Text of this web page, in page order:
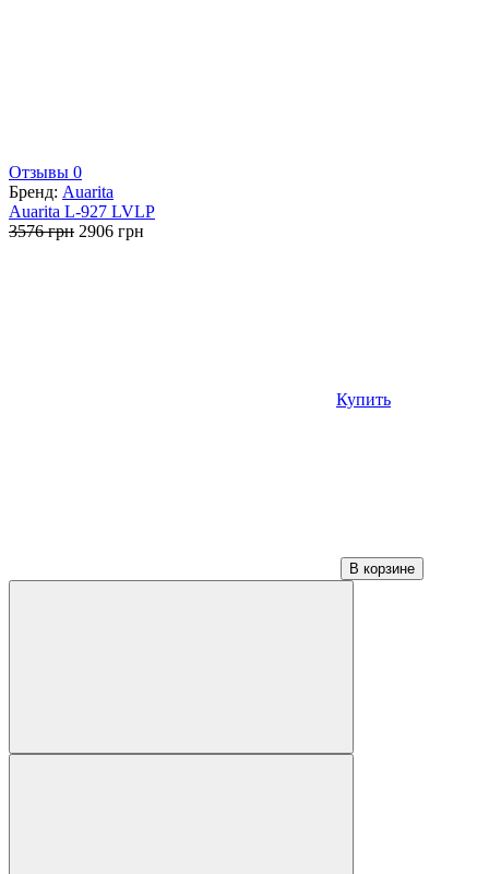
Отзывы 0
Бренд: Auarita
Auarita L-927 LVLP
3576грн Первоначальная
2906 грн
Купить
В корзине